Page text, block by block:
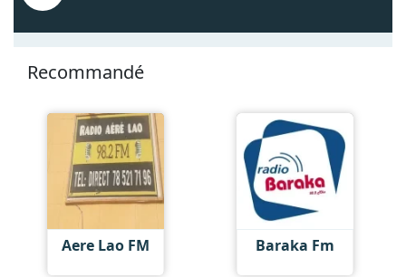
Recommandé
Aere Lao FM Baraka Fm